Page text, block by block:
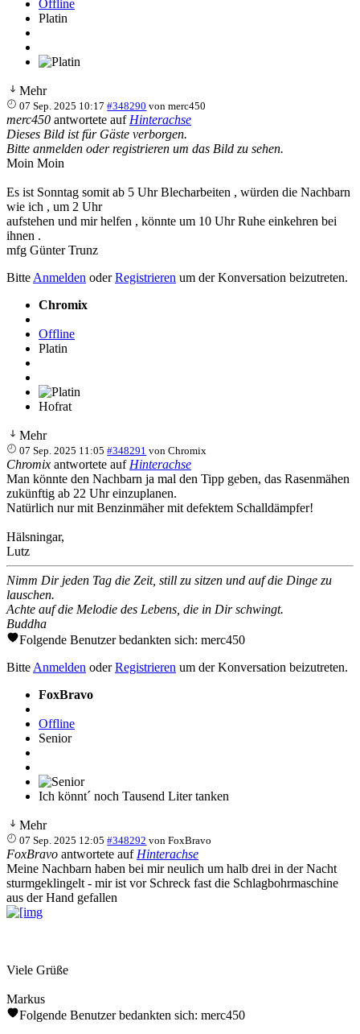
Offline
Platin
Mehr
07 Sep. 2025 10:17 #348290 vonmerc450
merc450 antwortete auf Hinterachse
Dieses Bild ist für Gäste verborgen.
Bitte anmelden oder registrieren um das Bild zu sehen.
Moin Moin
Es ist Sonntag somit ab 5 Uhr Blecharbeiten , würden die Nachbarn
wie ich , um 2 Uhr
aufstehen und mir helfen , könnte um 10 Uhr Ruhe einkehren bei
ihnen .
mfg Günter Trunz
Bitte Anmelden oderRegistrieren um der Konversation beizutreten.
Chromix
Offline
Platin
Hofrat
Mehr
07 Sep. 2025 11:05 #348291 vonChromix
Chromix antwortete auf Hinterachse
Man könnte den Nachbarn ja mal den Tipp geben, das Rasenmähen
zukünftig ab 22 Uhr einzuplanen.
Natürlich nur mit Benzinmäher mit defektem Schalldämpfer!
Hälsningar,
Lutz
Nimm Dir jeden Tag die Zeit, still zu sitzen und auf die Dinge zu
lauschen.
Achte auf die Melodie des Lebens, die in Dir schwingt.
Buddha
Folgende Benutzer bedankten sich: merc450
Bitte Anmelden oderRegistrieren um der Konversation beizutreten.
FoxBravo
Offline
Senior
Ich könnt´ noch Tausend Liter tanken
Mehr
07 Sep. 2025 12:05 #348292 vonFoxBravo
FoxBravo antwortete auf Hinterachse
Meine Nachbarn haben bei mir neulich um halb drei in der Nacht
sturmgeklingelt - mir ist vor Schreck fast die Schlagbohrmaschine
aus der Hand gefallen
Viele Grüße
Markus
Folgende Benutzer bedankten sich: merc450